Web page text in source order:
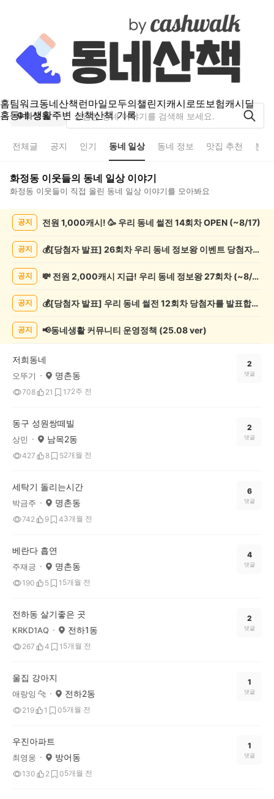
홈팀워크동네산책런마일모두의챌린지캐시로또보험캐시딜
홈동네 생활주변 산책산책 기록
화정동
전체글 공지 인기 동네 일상 동네 정보 맛집 추천 분
화정동 이웃들의 동네 일상이야기
화정동 이웃들이 직접 올린 동네 일상 이야기를 모아봐요
록
공지 전원 1,000캐시! 🥳 우리 동네 썰전 14회차 OPEN (~8/17)
공지 💰[당첨자 발표] 26회차 우리 동네 정보왕 이벤트 당첨자를 발표합니다!
공지 💸 전원 2,000캐시 지급! 우리 동네 정보왕 27회차 (~8/10)
공지 💰[당첨자 발표] 우리 동네 썰전 12회차 당첨자를 발표합니다!
공지 📢동네생활 커뮤니티 운영정책 (25.08 ver)
저희동네
오뚜기 명촌동
708 21 172주 전
2
댓글
동구 성원쌍떼빌
상민 남목2동
427 8 52개월 전
2
댓글
세탁기 돌리는시간
박금주 명촌동
742 9 43개월 전
6
댓글
베란다 흡연
주재긍 명촌동
190 5 1 5개월 전
4
댓글
전하동 살기좋은 곳
KRKD1AQ 전하1동
267 4 1 5개월 전
2
댓글
울집 강아지
애랑잉 🐆 전하2동
219 1 05개월 전
1
댓글
우진아파트
최영웅 방어동
130 2 05개월 전
1
댓글